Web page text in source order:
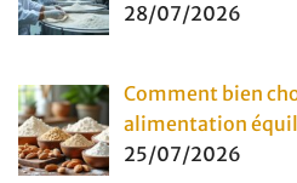
28/07/2026
Comment bien
alimentation
25/07/2026